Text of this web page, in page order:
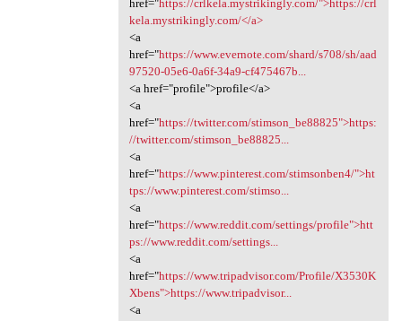
href="https://crlkela.mystrikingly.com/">https://crl
kela.mystrikingly.com/</a>
<a
href="https://www.evernote.com/shard/s708/sh/aad
97520-05e6-0a6f-34a9-cf475467b...
<a href="profile">profile</a>
<a
href="https://twitter.com/stimson_be88825">https:
//twitter.com/stimson_be88825...
<a
href="https://www.pinterest.com/stimsonben4/">ht
tps://www.pinterest.com/stimso...
<a
href="https://www.reddit.com/settings/profile">htt
ps://www.reddit.com/settings...
<a
href="https://www.tripadvisor.com/Profile/X3530K
Xbens">https://www.tripadvisor...
<a